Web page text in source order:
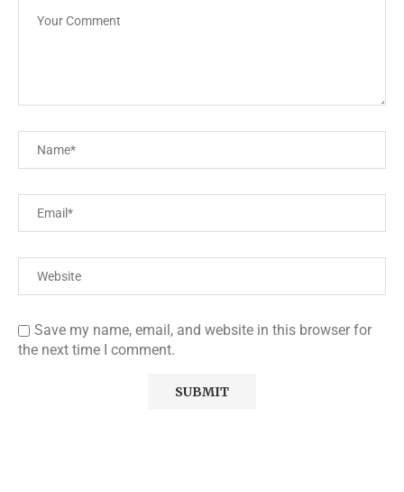
Save my name, email, and website in this browser for
the next time I comment.